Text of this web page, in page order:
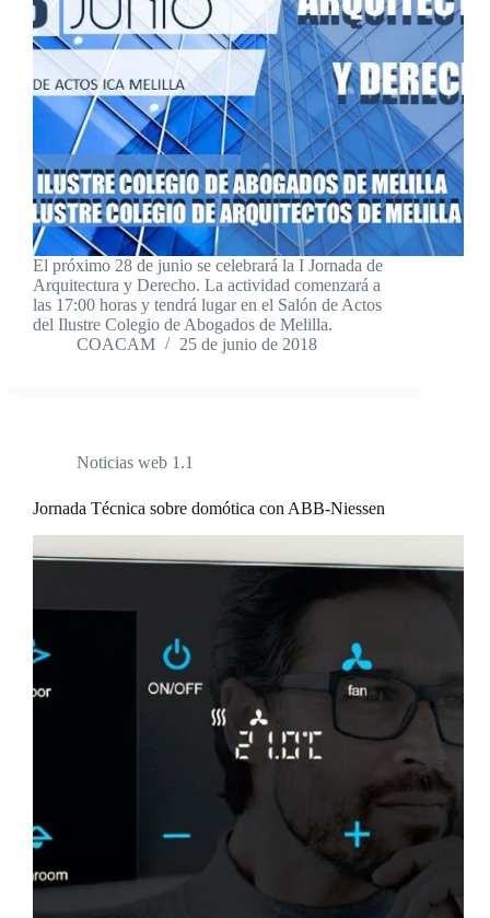
El próximo 28 de junio se celebrará la I Jornada de
Arquitectura y Derecho. La actividad comenzará a
las 17:00 horas y tendrá lugar en el Salón de Actos
del Ilustre Colegio de Abogados de Melilla.
COACAM
25 de junio de 2018
Noticias web 1.1
Jornada Técnica sobre domótica con ABB-Niessen